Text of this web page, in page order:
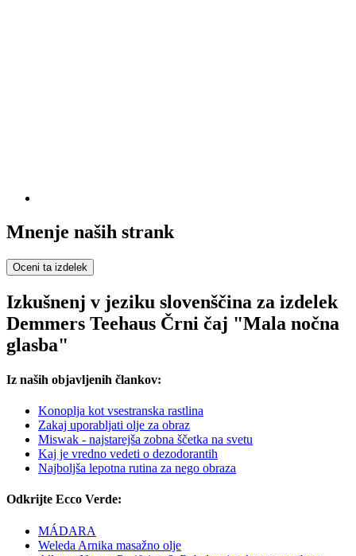
Mnenje naših strank
Oceni ta izdelek
Izkušnenj v jeziku slovenščina za izdelek
Demmers Teehaus Črni čaj "Mala nočna
glasba"
Iz naših objavljenih člankov:
Konoplja kot vsestranska rastlina
Zakaj uporabljati olje za obraz
Miswak - najstarejša zobna ščetka na svetu
Kaj je vredno vedeti o dezodorantih
Najboljša lepotna rutina za nego obraza
Odkrijte Ecco Verde:
MÁDARA
Weleda Arnika masažno olje